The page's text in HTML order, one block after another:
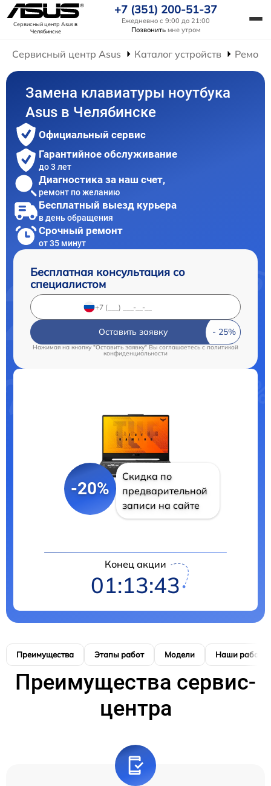
Сервисный центр Asusв
Челябинске
+7 (351) 200-51-37
Ежедневно с 9:00 до 21:00
Позвонить мне утром
Сервисный центр Asus Каталог устройств
Замена клавиатуры ноутбука
Asus в Челябинске
Официальный сервис
Гарантийное обслуживание
до 3 лет
Диагностика за наш счет,
ремонт по желанию
Бесплатный выезд курьера
в день обращения
Срочный ремонт
от 35 минут
Бесплатная консультация со
специалистом
Оставить заявку
Нажимая на кнопку "Оставить заявку" Вы соглашаетесь c политикой
конфиденциальности
-20%
Скидка по
предварительной
записи на сайте
Конец акции
01:13:42
Преимущества Этапы работ Модели Наши работы
Преимущества сервис-
центра